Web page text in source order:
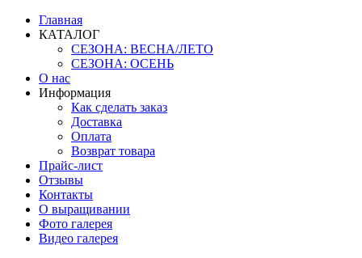
Главная
КАТАЛОГ
СЕЗОНА: ВЕСНА/ЛЕТО
СЕЗОНА: ОСЕНЬ
О нас
Информация
Как сделать заказ
Доставка
Оплата
Возврат товара
Прайс-лист
Отзывы
Контакты
О выращивании
Фото галерея
Видео галерея